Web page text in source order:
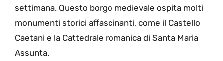
settimana. Questo borgo medievale ospita molti
monumenti storici affascinanti, come il Castello
Caetani e la Cattedrale romanica di Santa Maria
Assunta.